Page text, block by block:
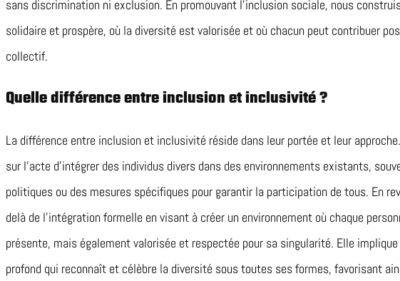
sans discrimination ni exclusion. En promouvant l’inclusion sociale, nous
solidaire et prospère, où la diversité est valorisée et où chacun peut contribuer
collectif.
Quelle différence entre inclusion et inclusivité ?
La différence entre inclusion et inclusivité réside dans leur portée et leur
sur l’acte d’intégrer des individus divers dans des environnements existants,
politiques ou des mesures spécifiques pour garantir la participation de tous. En
delà de l’intégration formelle en visant à créer un environnement où chaque
présente, mais également valorisée et respectée pour sa singularité. Elle
profond qui reconnaît et célèbre la diversité sous toutes ses formes, favorisant